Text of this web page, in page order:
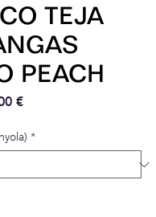
TEJA
PEACH
€Preu d'oferta
*